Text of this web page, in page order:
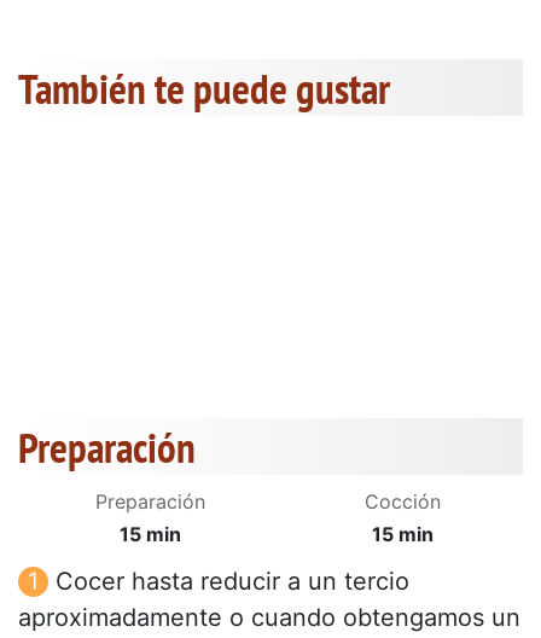
También te puede gustar
Preparación
Preparación
15 min
Cocción
15 min
Cocer hasta reducir a un tercio
aproximadamente o cuando obtengamos un